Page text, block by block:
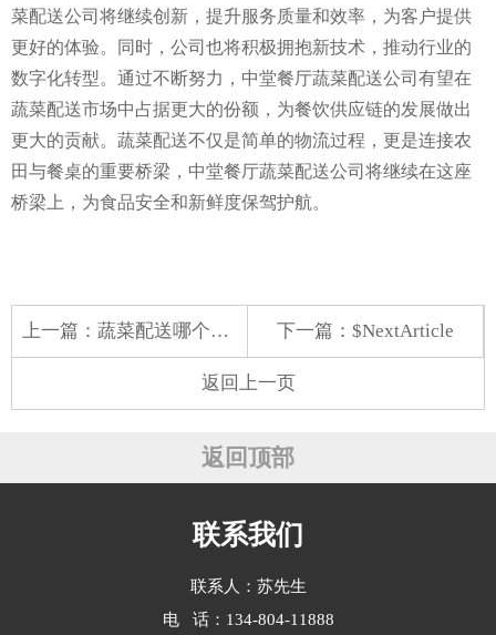
菜配送公司将继续创新，提升服务质量和效率，为客户提供
更好的体验。同时，公司也将积极拥抱新技术，推动行业的
数字化转型。通过不断努力，中堂餐厅蔬菜配送公司有望在
蔬菜配送市场中占据更大的份额，为餐饮供应链的发展做出
更大的贡献。蔬菜配送不仅是简单的物流过程，更是连接农
田与餐桌的重要桥梁，中堂餐厅蔬菜配送公司将继续在这座
桥梁上，为食品安全和新鲜度保驾护航。
上一篇： 蔬菜配送哪个牌子好 下一篇：$NextArticle
返回上一页
返回顶部
联系我们
联系人：苏先生
电 话：134-804-11888